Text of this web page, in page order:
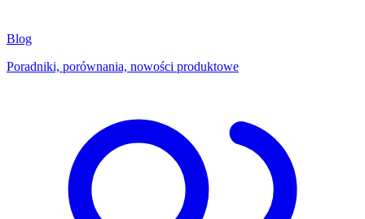
Blog
Poradniki, porównania, nowości produktowe